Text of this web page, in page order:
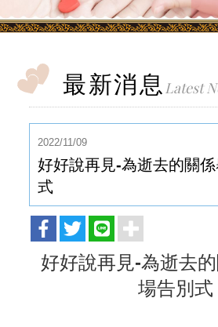
Latest
最新消息
2022/11/09
好好說再見-為逝去的關
式
好好說再見-為逝去
場告別式